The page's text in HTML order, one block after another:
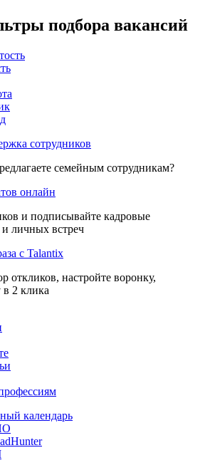
подбора вакансий
сотрудников
семейным сотрудникам?
онлайн
и подписывайте кадровые
личных встреч
с Talantix
откликов, настройте воронку,
в 2 клика
календарь